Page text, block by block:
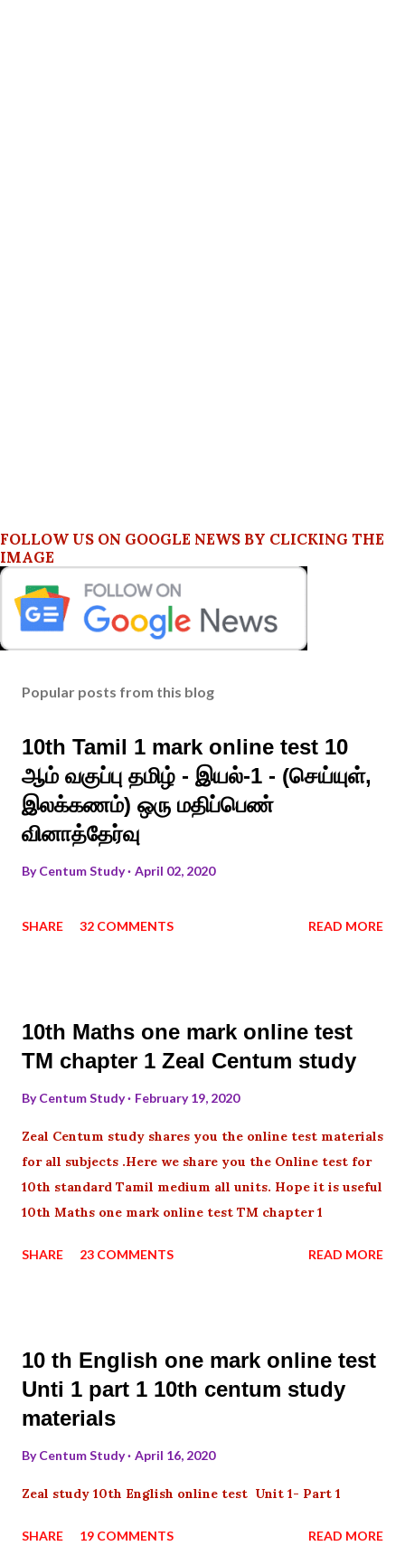
FOLLOW US ON GOOGLE NEWS BY CLICKING THE
IMAGE
Popular posts from this blog
10th Tamil 1 mark online test 10
ஆம் வகுப்பு தமிழ் - இயல்-1 - (செய்யுள்,
இலக்கணம்) ஒரு மதிப்பெண்
வினாத்தேர்வு
ByCentum Study April 02, 2020
SHARE 32 COMMENTS READ MORE
10th Maths one mark online test
TM chapter 1 Zeal Centum study
ByCentum Study February 19, 2020
Zeal Centum study shares you the online test materials
for all subjects .Here we share you the Online test for
10th standard Tamil medium all units. Hope it is useful
10th Maths one mark online test TM chapter 1
SHARE 23 COMMENTS READ MORE
10 th English one mark online test
Unti 1 part 1 10th centum study
materials
ByCentum Study April 16, 2020
Zeal study 10th English online test Unit 1- Part 1
SHARE 19 COMMENTS READ MORE